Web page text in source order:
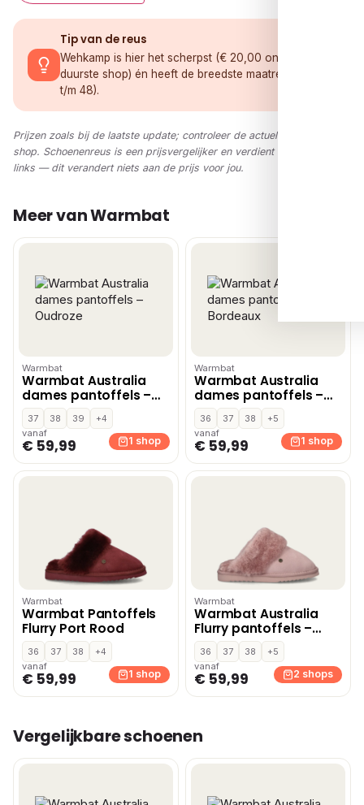
Tip van de reus
Wehkamp is hier het scherpst (€ 20,00 onder de
duurste shop) én heeft de breedste maatreeks (36
t/m 48).
Prijzen zoals bij de laatste update; controleer de actuele prijs in de
shop. Schoenenreus is een prijsvergelijker en verdient via affiliate-
links — dit verandert niets aan de prijs voor jou.
Meer van Warmbat
Warmbat
Warmbat Australia
dames pantoffels –
Oudroze
37 38 39
+4
vanaf
€ 59,99 1 shop
Warmbat
Warmbat Australia
dames pantoffels –
Bordeaux
36 37 38
+5
vanaf
€ 59,99 1 shop
Warmbat
Warmbat Pantoffels
Flurry Port Rood
36 37 38
+4
vanaf
€ 59,99 1 shop
Warmbat
Warmbat Australia
Flurry pantoffels –
Roze
36 37 38
+5
vanaf
€ 59,99 2 shops
Vergelijkbare schoenen